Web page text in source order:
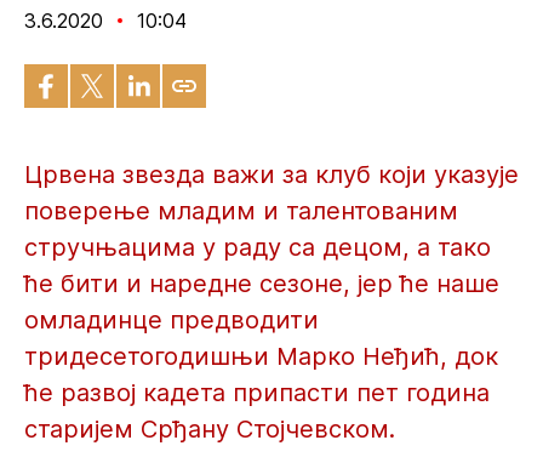
3.6.2020 10:04
Црвена звезда важи за клуб који указује
поверење младим и талентованим
стручњацима у раду са децом, а тако
ће бити и наредне сезоне, јер ће наше
омладинце предводити
тридесетогодишњи Марко Неђић, док
ће развој кадета припасти пет година
старијем Срђану Стојчевском.